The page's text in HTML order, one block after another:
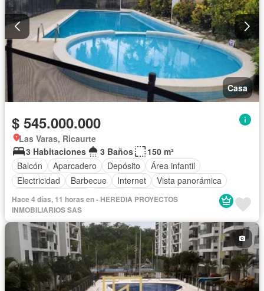
Casa
$ 545.000.000
Las Varas, Ricaurte
3 Habitaciones
3 Baños
150 m²
Balcón
Aparcadero Depósito
Área infantil
Electricidad
Barbecue Internet
Vista panorámica
Seguridad privada
Piscina Agua
Hace 4 días, 11 horas en - HEREDIA PROYECTOS
INMOBILIARIOS SAS